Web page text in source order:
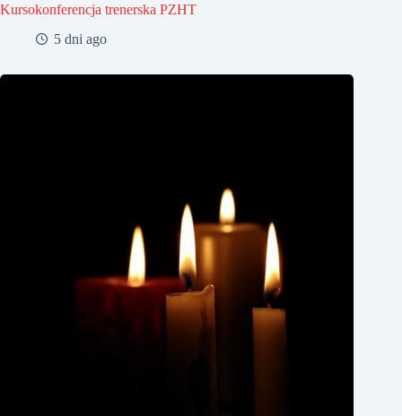
Kursokonferencja trenerska PZHT
5 dni ago